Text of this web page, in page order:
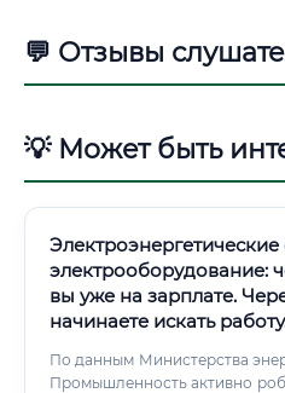
💬 Отзывы
💡 Может быть
электрооборудование:
вы уже на зарплате.
начинаете искать
По данным Министерства
Промышленность активно